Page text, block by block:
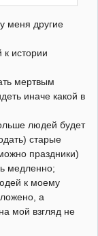
меня другие
истории
мертвым
иначе какой в
людей будет
старые
праздники)
медленно;
к моему
а
мой взгляд не